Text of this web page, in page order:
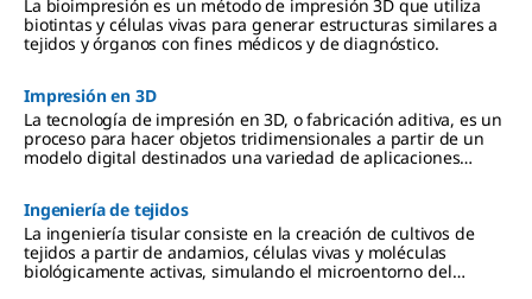
La bioimpresión es un método de impresión 3D que utiliza
biotintas y células vivas para generar estructuras similares a
tejidos y órganos con fines médicos y de diagnóstico.
Impresión en 3D
La tecnología de impresión en 3D, o fabricación aditiva, es un
proceso para hacer objetos tridimensionales a partir de un
modelo digital destinados una variedad de aplicaciones
Ingeniería de tejidos
La ingeniería tisular consiste en la creación de cultivos de
tejidos a partir de andamios, células vivas y moléculas
biológicamente activas, simulando el microentorno del